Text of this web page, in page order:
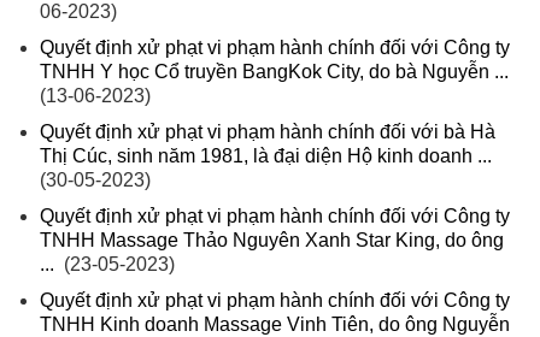
06-2023)
Quyết định xử phạt vi phạm hành chính đối với Công ty
TNHH Y học Cổ truyền BangKok City, do bà Nguyễn ...
(13-06-2023)
Quyết định xử phạt vi phạm hành chính đối với bà Hà
Thị Cúc, sinh năm 1981, là đại diện Hộ kinh doanh ...
(30-05-2023)
Quyết định xử phạt vi phạm hành chính đối với Công ty
TNHH Massage Thảo Nguyên Xanh Star King, do ông
... (23-05-2023)
Quyết định xử phạt vi phạm hành chính đối với Công ty
TNHH Kinh doanh Massage Vinh Tiên, do ông Nguyễn